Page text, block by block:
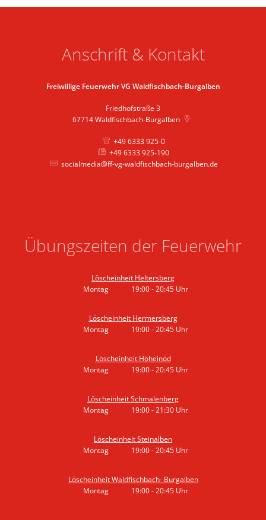
Anschrift & Kontakt
Freiwillige Feuerwehr VG Waldfischbach-Burgalben
Friedhofstraße 3
67714 Waldfischbach-Burgalben
+49 6333 925-0
+49 6333 925-190
socialmedia@ff-vg-waldfischbach-burgalben.de
Übungszeiten der Feuerwehr
Löscheinheit Heltersberg
Montag
19:00-20:45 Uhr
Löscheinheit Hermersberg
Montag
19:00-20:45 Uhr
Löscheinheit Höheinöd
Montag
19:00-20:45 Uhr
Löscheinheit Schmalenberg
Montag
19:00-21:30 Uhr
Löscheinheit Steinalben
Montag
19:00-20:45 Uhr
Löscheinheit Waldfischbach- Burgalben
Montag
19:00-20:45 Uhr